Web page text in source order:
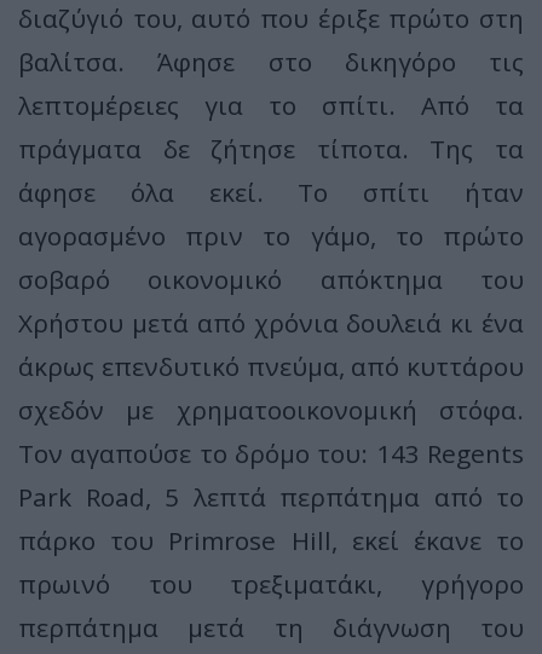
διαζύγιό του, αυτό που έριξε πρώτο στη
βαλίτσα. Άφησε στο δικηγόρο τις
λεπτομέρειες για το σπίτι. Από τα
πράγματα δε ζήτησε τίποτα. Της τα
άφησε όλα εκεί. Το σπίτι ήταν
αγορασμένο πριν το γάμο, το πρώτο
σοβαρό οικονομικό απόκτημα του
Χρήστου μετά από χρόνια δουλειά κι ένα
άκρως επενδυτικό πνεύμα, από κυττάρου
σχεδόν με χρηματοοικονομική στόφα.
Τον αγαπούσε το δρόμο του: 143 Regents
Park Road, 5 λεπτά περπάτημα από το
πάρκο του Primrose Hill, εκεί έκανε το
πρωινό του τρεξιματάκι, γρήγορο
περπάτημα μετά τη διάγνωση του